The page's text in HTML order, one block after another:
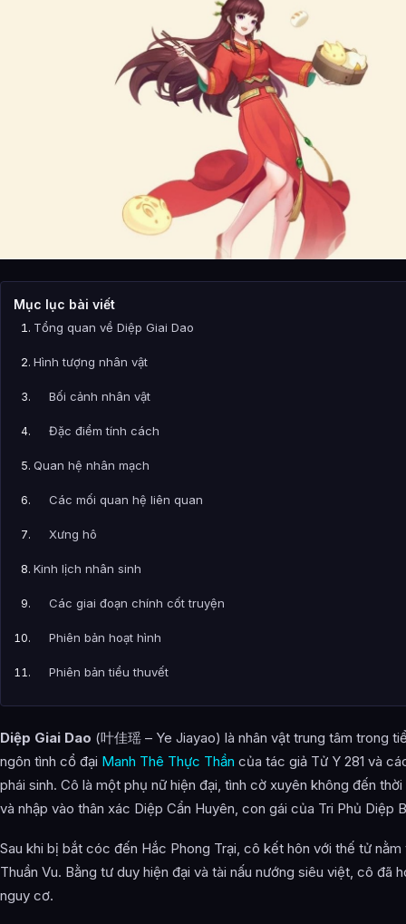
Mục lục bài viết
Tổng quan về Diệp Giai Dao
Hình tượng nhân vật
Bối cảnh nhân vật
Đặc điểm tính cách
Quan hệ nhân mạch
Các mối quan hệ liên quan
Xưng hô
Kinh lịch nhân sinh
Các giai đoạn chính cốt truyện
Phiên bản hoạt hình
Phiên bản tiểu thuyết
Phiên bản phim truyền hình
Giải thích kết cục
Ảnh về Diệp Giai Dao
Bài Viết Liên Quan
Câu Hỏi Thường Gặp
Diệp Giai Dao (叶佳瑶 – Ye Jiayao) là nhân vật trung tâm trong
ngôn tình cổ đại Manh Thê Thực Thần của tác giả Tử Y 281 và
phái sinh. Cô là một phụ nữ hiện đại, tình cờ xuyên không đến
và nhập vào thân xác Diệp Cẩn Huyên, con gái của Tri Phủ Diệp
Sau khi bị bắt cóc đến Hắc Phong Trại, cô kết hôn với thế tử nằm
Thuần Vu. Bằng tư duy hiện đại và tài nấu nướng siêu việt, cô đã
nguy cơ.